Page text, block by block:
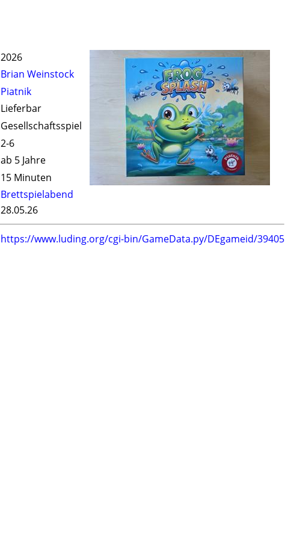
2026
Brian Weinstock
Piatnik
Lieferbar
Gesellschaftsspiel
2-6
ab 5 Jahre
15 Minuten
Brettspielabend
28.05.26
https://www.luding.org/cgi-bin/GameData.py/DEgameid/39405